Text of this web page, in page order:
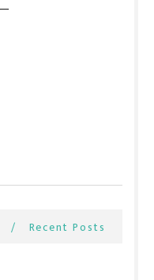
Recent Posts